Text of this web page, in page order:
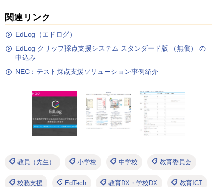
関連リンク
EdLog（エドログ）
EdLog クリップ採点支援システム スタンダード版 （無償） の
申込み
NEC：テスト採点支援ソリューション事例紹介
教員（先生） 小学校 中学校 教育委員会
校務支援 EdTech 教育DX・学校DX 教育ICT